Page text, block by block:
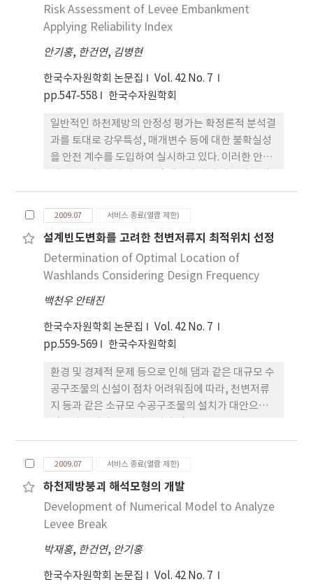
소화하는 절점을 제안하였으며, 이는 상수관망 유지
관
Risk Assessment of Levee Embankment
Applying Reliability Index
안기홍, 한건연, 김병현
한국수자원학회 논문집
Vol. 42 No. 7
pp.547-558
한국수자원학회
일반적인 하천제방의 안정성 평가는 확정론적 분석결
과를 토대로 강우특성, 매개변수 등에 대한 불확실성
을 안전 계수를 도입하여 실시하고 있다. 이러한 안전
루는 공학에 폭넓게 이용되나 임의의 자연 현상의 모
든 것을 설명해주지는 않는다. 특히 근래에 들어 발생
되는 지구온난화에 따른 이상기후 현상과 사상 유래
가 없는 홍수들의 발생은 확정론적인 방법에 의존하
기보다는 추계학적 방법을 도입한 수문량 확충 및 매
개변수의
2009.07 서비스 종료(열람 제한)
설계빈도변화를 고려한 천변저류지 최적위치 선정
Determination of Optimal Location of
Washlands Considering Design Frequency
백천우 안태진
한국수자원학회 논문집
Vol. 42 No. 7
pp.559-569
한국수자원학회
환경 및 경제적 문제 등으로 인해 댐과 같은 대규모 수
공구조물의 신설이 점차 어려워짐에 따라, 천변저류
지 등과 같은 소규모 수공구조물의 설치가 대안으로
물의 경우 홍수량, 유입수문곡선, 천변저류지 용량 및
월류위어의 월류고 등에 따라 홍수저감효과가 민감하
게 반응하므로, 대상 저류지의 제원 결정을 위해 목표
하는 설계빈도 결정이 선행되어야 한다. 또한 천변저
류지를 이용하여 목표하는 홍수저감효과를 얻기 위해
다
2009.07 서비스 종료(열람 제한)
하천제방붕괴 해석모형의 개발
Development of Numerical Model to Analyze
Levee Break
박재홍, 한건연, 안기홍
한국수자원학회 논문집
Vol. 42 No. 7